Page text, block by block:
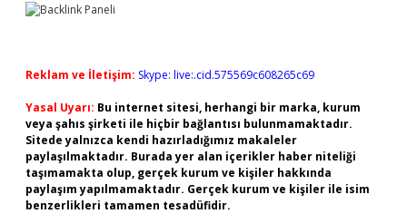
Reklam ve İletişim: Skype: live:.cid.575569c608265c69
Yasal Uyarı: Bu internet sitesi, herhangi bir marka, kurum
veya şahıs şirketi ile hiçbir bağlantısı bulunmamaktadır.
Sitede yalnızca kendi hazırladığımız makaleler
paylaşılmaktadır. Burada yer alan içerikler haber niteliği
taşımamakta olup, gerçek kurum ve kişiler hakkında
paylaşım yapılmamaktadır. Gerçek kurum ve kişiler ile isim
benzerlikleri tamamen tesadüfidir.